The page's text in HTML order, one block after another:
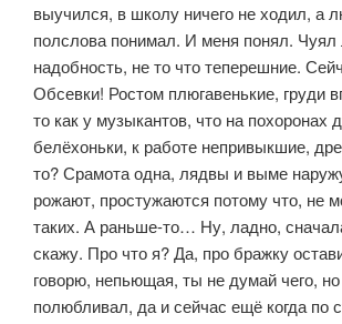
выучился, в школу ничего не ходил, а
полслова понимал. И меня понял.
надобность, не то что теперешние.
Обсевки! Ростом плюгавенькие, груди
то как у музыкантов, что на похоро­нах
белёхоньки, к работе непривыкшие,
то? Сра­мота одна, лядвы и выме
рожают, простужаются потому что, не
таких. А раньше-то… Ну, ладно,
скажу. Про что я? Да, про бражку
говорю, непьющая, ты не думай чего,
полюбливал, да и сейчас ещё когда по